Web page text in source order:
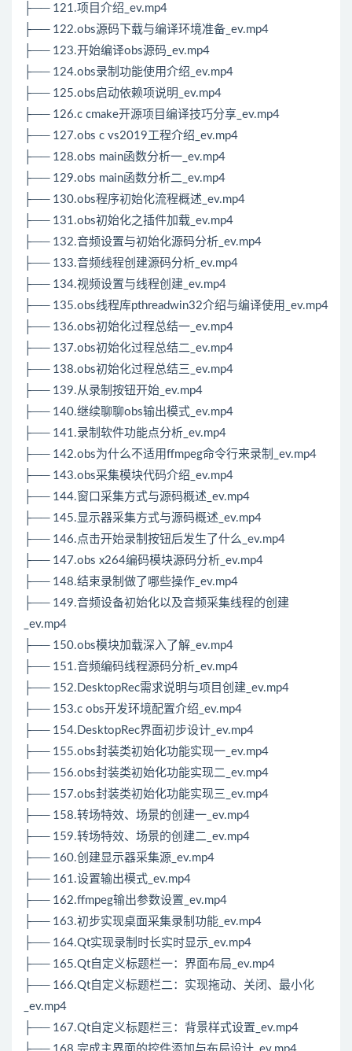
├── 121.项目介绍_ev.mp4
├── 122.obs源码下载与编译环境准备_ev.mp4
├── 123.开始编译obs源码_ev.mp4
├── 124.obs录制功能使用介绍_ev.mp4
├── 125.obs启动依赖项说明_ev.mp4
├── 126.c cmake开源项目编译技巧分享_ev.mp4
├── 127.obs c vs2019工程介绍_ev.mp4
├── 128.obs main函数分析一_ev.mp4
├── 129.obs main函数分析二_ev.mp4
├── 130.obs程序初始化流程概述_ev.mp4
├── 131.obs初始化之插件加载_ev.mp4
├── 132.音频设置与初始化源码分析_ev.mp4
├── 133.音频线程创建源码分析_ev.mp4
├── 134.视频设置与线程创建_ev.mp4
├── 135.obs线程库pthreadwin32介绍与编译使用_ev.mp4
├── 136.obs初始化过程总结一_ev.mp4
├── 137.obs初始化过程总结二_ev.mp4
├── 138.obs初始化过程总结三_ev.mp4
├── 139.从录制按钮开始_ev.mp4
├── 140.继续聊聊obs输出模式_ev.mp4
├── 141.录制软件功能点分析_ev.mp4
├── 142.obs为什么不适用ffmpeg命令行来录制_ev.mp4
├── 143.obs采集模块代码介绍_ev.mp4
├── 144.窗口采集方式与源码概述_ev.mp4
├── 145.显示器采集方式与源码概述_ev.mp4
├── 146.点击开始录制按钮后发生了什么_ev.mp4
├── 147.obs x264编码模块源码分析_ev.mp4
├── 148.结束录制做了哪些操作_ev.mp4
├── 149.音频设备初始化以及音频采集线程的创建
_ev.mp4
├── 150.obs模块加载深入了解_ev.mp4
├── 151.音频编码线程源码分析_ev.mp4
├── 152.DesktopRec需求说明与项目创建_ev.mp4
├── 153.c obs开发环境配置介绍_ev.mp4
├── 154.DesktopRec界面初步设计_ev.mp4
├── 155.obs封装类初始化功能实现一_ev.mp4
├── 156.obs封装类初始化功能实现二_ev.mp4
├── 157.obs封装类初始化功能实现三_ev.mp4
├── 158.转场特效、场景的创建一_ev.mp4
├── 159.转场特效、场景的创建二_ev.mp4
├── 160.创建显示器采集源_ev.mp4
├── 161.设置输出模式_ev.mp4
├── 162.ffmpeg输出参数设置_ev.mp4
├── 163.初步实现桌面采集录制功能_ev.mp4
├── 164.Qt实现录制时长实时显示_ev.mp4
├── 165.Qt自定义标题栏一：界面布局_ev.mp4
├── 166.Qt自定义标题栏二：实现拖动、关闭、最小化
_ev.mp4
├── 167.Qt自定义标题栏三：背景样式设置_ev.mp4